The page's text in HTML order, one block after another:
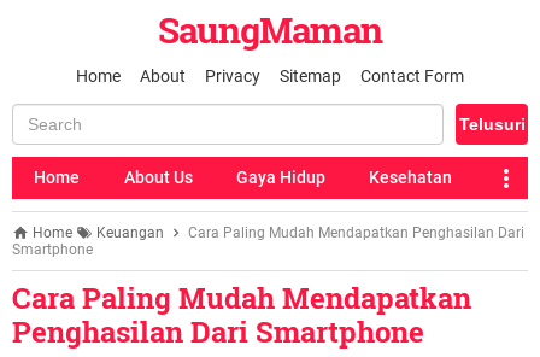
SaungMaman
Home About Privacy Sitemap Contact Form
Home About Us Gaya Hidup Kesehatan
Home Keuangan
Cara Paling Mudah Mendapatkan Penghasilan Dari
Smartphone
Cara Paling Mudah Mendapatkan
Penghasilan Dari Smartphone